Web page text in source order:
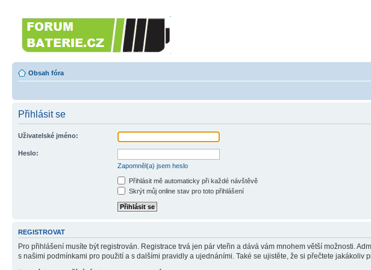
Obsah fóra
Přihlásit se
Uživatelské jméno:
Heslo:
Zapomněl(a) jsem heslo
Přihlásit mě automaticky při každé návštěvě
Skrýt můj online stav pro toto přihlášení
REGISTROVAT
Pro přihlášení musíte být registrován. Registrace trvá jen pár vteřin a dává vám mnohem větší možnosti.
s našimi podmínkami pro použití a s dalšími pravidly a ujednáními. Také se ujistěte, že si přečtete jakákoliv